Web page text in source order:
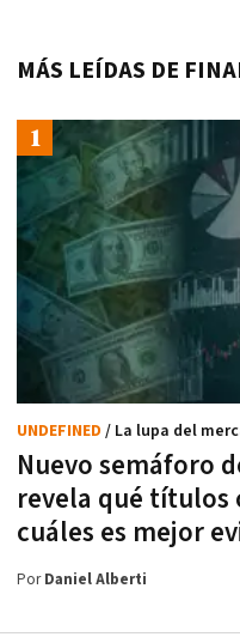
MÁS LEÍDAS DE
Nuevo semáforo
revela qué títulos
cuáles es mejor
UNDEFINED / La lupa del
PorDaniel Alberti